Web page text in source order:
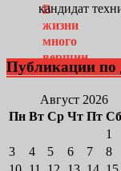
кандидат
Публикации по
Август 2026
Пн Вт Ср Чт Пт Сб
1
3
4 5 6 7 8